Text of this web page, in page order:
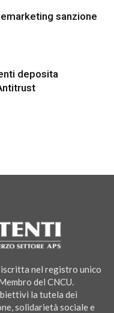
sanzione
deposita
nel registro unico
del CNCU.
la tutela dei
solidarietà sociale e